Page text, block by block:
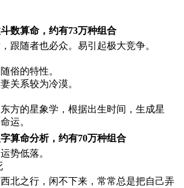
数算命，约有73万种组合
跟随者也必众。易引起极大竞争。
俗的特性。
关系较为冷漠。
方的星象学，根据出生时间，生成星
运。
算命分析，约有70万种组合
势低落。
北之行，闲不下来，常常总是把自己弄